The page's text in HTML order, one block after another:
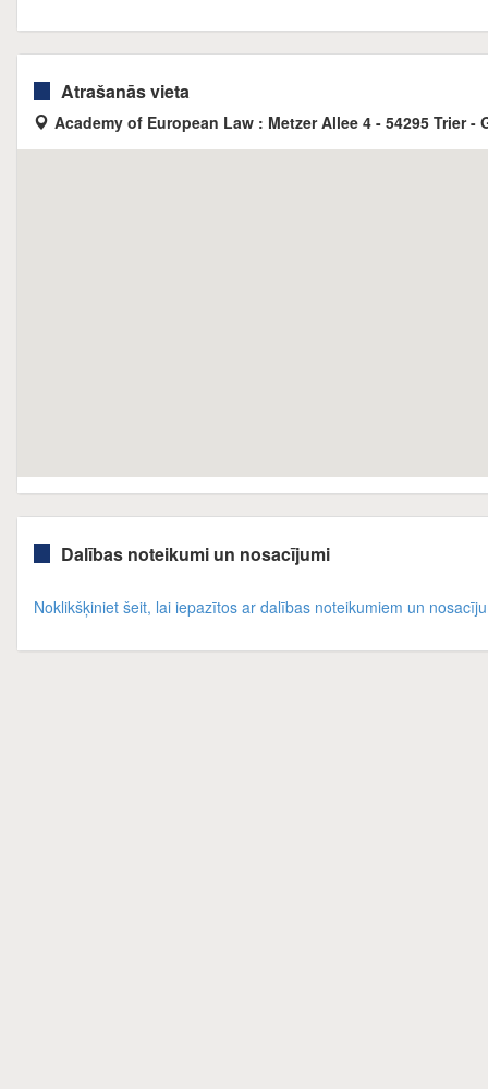
Atrašanās vieta
Academy of European Law : Metzer Allee 4 - 54295 Trier -
Dalības noteikumi un nosacījumi
Noklikšķiniet šeit, lai iepazītos ar dalības noteikumiem un